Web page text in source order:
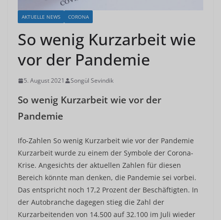
AKTUELLE NEWS CORONA
So wenig Kurzarbeit wie
vor der Pandemie
5. August 2021 Songül Sevindik
So wenig Kurzarbeit wie vor der
Pandemie
Ifo-Zahlen So wenig Kurzarbeit wie vor der Pandemie
Kurzarbeit wurde zu einem der Symbole der Corona-
Krise. Angesichts der aktuellen Zahlen für diesen
Bereich könnte man denken, die Pandemie sei vorbei.
Das entspricht noch 17,2 Prozent der Beschäftigten. In
der Autobranche dagegen stieg die Zahl der
Kurzarbeitenden von 14.500 auf 32.100 im Juli wieder